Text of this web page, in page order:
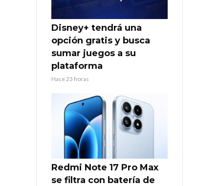
Disney+ tendrá una
opción gratis y busca
sumar juegos a su
plataforma
Hace 23 horas
Redmi Note 17 Pro Max
se filtra con batería de